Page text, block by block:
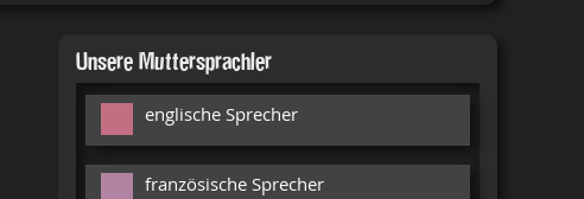
Unsere Muttersprachler
englische Sprecher
französische Sprecher